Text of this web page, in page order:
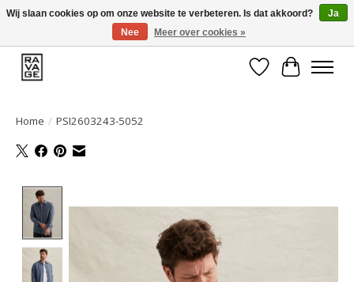
EEN GROOT ASSORTIMENT VAN TOP MERKEN!
Verlanglijst
Home / PSI2603243-5052
Wij slaan cookies op om onze website te verbeteren. Is dat akkoord?
Ja
Nee
Meer over cookies »